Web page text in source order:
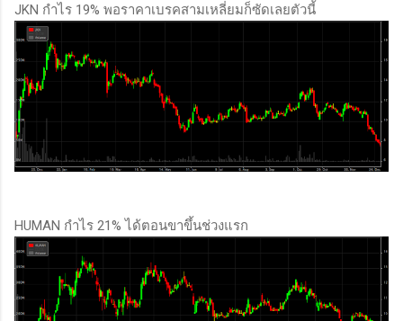
JKN กำไร 19% พอราคาเบรคสามเหลี่ยมก็ซัดเลยตัวนี้
HUMAN กำไร 21% ได้ตอนขาขึ้นช่วงแรก